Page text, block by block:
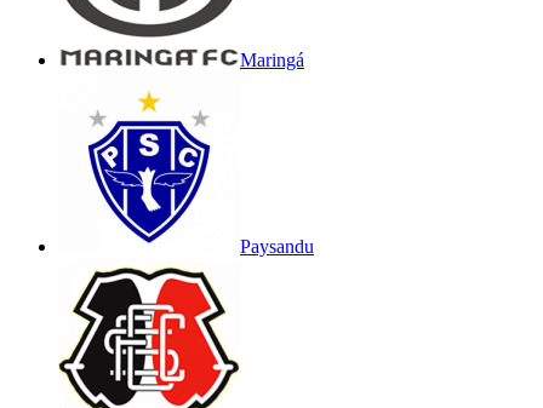
Maringá
Paysandu